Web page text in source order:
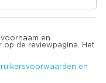
en
de reviewpagina. Het
en